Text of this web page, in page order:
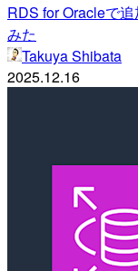
RDS for Oracleで
みた
Takuya Shibata
2025.12.16